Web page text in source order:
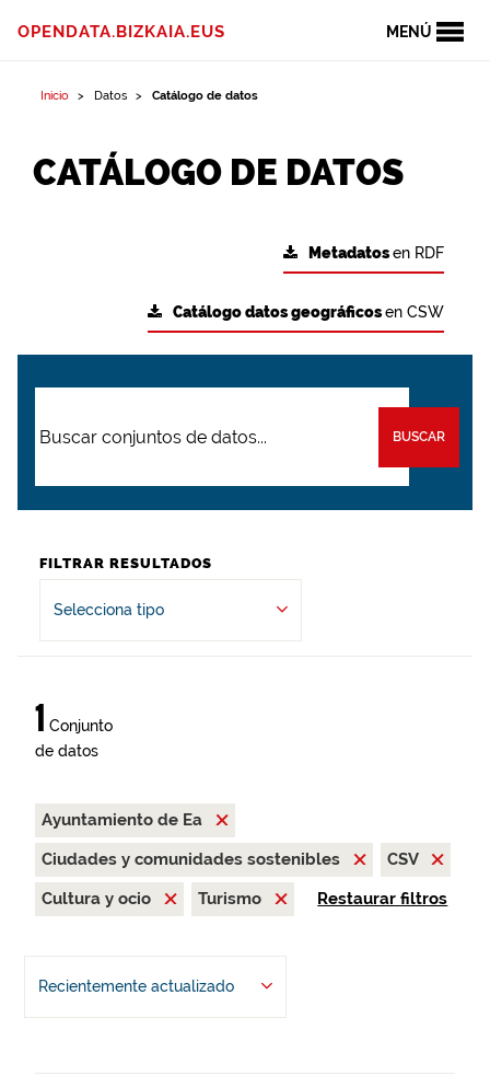
MENÚ
OPENDATA.BIZKAIA.EUS
Inicio Datos Catálogo de datos
CATÁLOGO DE DATOS
Metadatosen RDF
Catálogo datos geográficosen CSW
BUSCAR
FILTRAR RESULTADOS
Selecciona tipo
1 Conjunto
de datos
Ayuntamiento de Ea
Ciudades y comunidades sostenibles
CSV
Cultura y ocio
Turismo Restaurar filtros
Recientemente actualizado